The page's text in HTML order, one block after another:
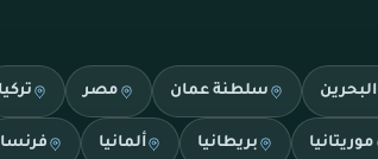
البحرين سلطنة عمان مصر تركيا
موريتانيا بريطانيا ألمانيا فرنسا